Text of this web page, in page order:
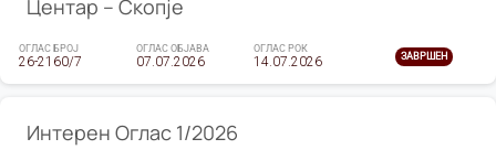
Центар – Скопје
ОГЛАС БРОЈ
26-2160/7
ОГЛАС ОБЈАВА
07.07.2026
ОГЛАС РОК
14.07.2026 ЗАВРШЕН
Интерен Оглас 1/2026